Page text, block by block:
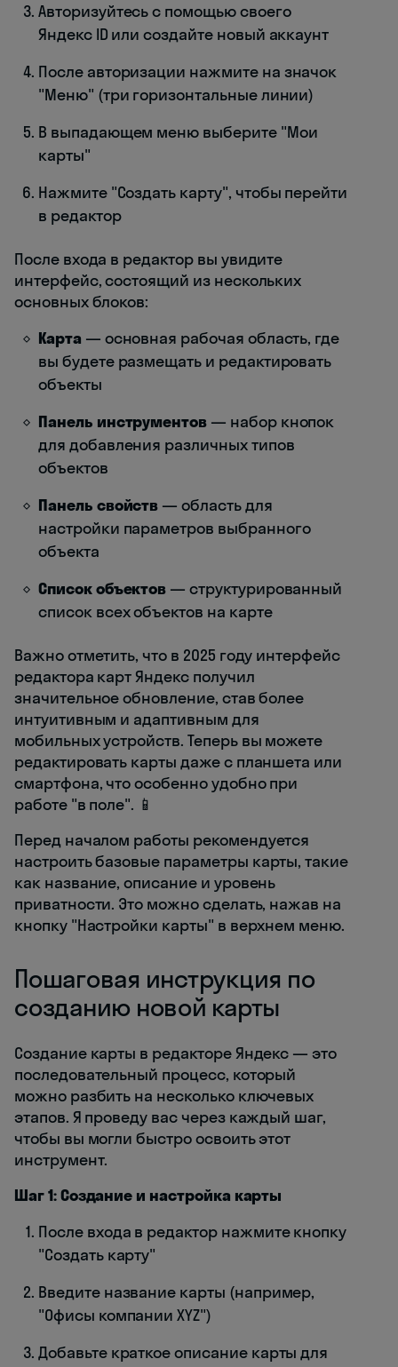
Авторизуйтесь с помощью своего
Яндекс ID или создайте новый аккаунт
После авторизации нажмите на значок
"Меню" (три горизонтальные линии)
В выпадающем меню выберите "Мои
карты"
Нажмите "Создать карту", чтобы перейти
в редактор
После входа в редактор вы увидите
интерфейс, состоящий из нескольких
основных блоков:
Карта — основная рабочая область, где
вы будете размещать и редактировать
объекты
Панель инструментов — набор кнопок
для добавления различных типов
объектов
Панель свойств — область для
настройки параметров выбранного
объекта
Список объектов — структурированный
список всех объектов на карте
Важно отметить, что в 2025 году интерфейс
редактора карт Яндекс получил
значительное обновление, став более
интуитивным и адаптивным для
мобильных устройств. Теперь вы можете
редактировать карты даже с планшета или
смартфона, что особенно удобно при
работе "в поле". 📱
Перед началом работы рекомендуется
настроить базовые параметры карты, такие
как название, описание и уровень
приватности. Это можно сделать, нажав на
кнопку "Настройки карты" в верхнем меню.
Пошаговая инструкция по
созданию новой карты
Создание карты в редакторе Яндекс — это
последовательный процесс, который
можно разбить на несколько ключевых
этапов. Я проведу вас через каждый шаг,
чтобы вы могли быстро освоить этот
инструмент.
Шаг 1: Создание и настройка карты
После входа в редактор нажмите кнопку
"Создать карту"
Введите название карты (например,
"Офисы компании XYZ")
Добавьте краткое описание карты для